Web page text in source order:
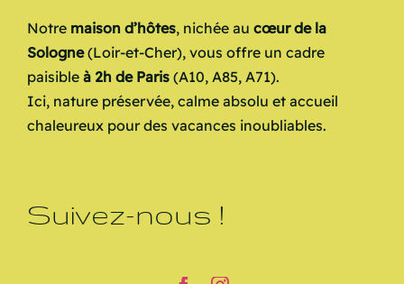
Notre maison d’hôtes, nichée au cœur de la
Sologne(Loir-et-Cher), vous offre un cadre
paisible à 2h de Paris (A10, A85, A71).
Ici, nature préservée, calme absolu et accueil
chaleureux pour des vacances inoubliables.
Suivez-nous !